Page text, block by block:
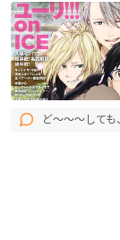
ど〜〜〜して